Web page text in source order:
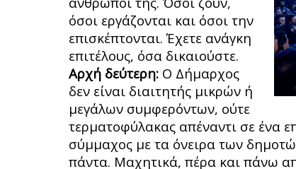
όσοι εργάζονται και όσοι την
επισκέπτονται. Έχετε ανάγκη
επιτέλους, όσα δικαιούστε.
Αρχή δεύτερη: Ο Δήμαρχος
δεν είναι διαιτητής μικρών ή
μεγάλων συμφερόντων, ούτε
τερματοφύλακας απέναντι σε ένα
σύμμαχος με τα όνειρα των
πάντα. Μαχητικά, πέρα και πάνω